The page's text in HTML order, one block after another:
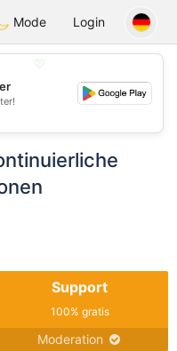
Citas
Mode Login
💕
Support
100% gratis
Moderation